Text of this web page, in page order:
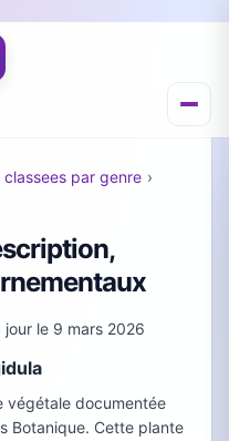
par genre ›
jour le 9 mars 2026
végétale documentée
Botanique. Cette plante